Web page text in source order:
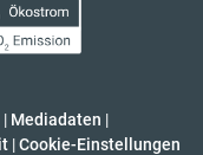
| Mediadaten |
| Cookie-Einstellungen